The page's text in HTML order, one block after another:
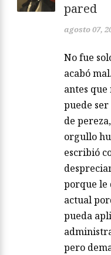
pared
agosto 07,
No fue
acabó
antes
puede
de
orgullo
escribió
porque le
actual
pueda
pero